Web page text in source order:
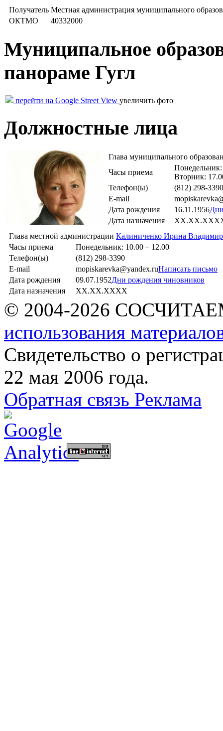
Получатель Местная администрация муниципального
ОКТМО
40332000
Муниципальное
панораме Гугл
перейти на Google Street View увеличить фото
Должностные лица
Глава муниципального
Часы приема
Вторник:
Телефон(ы)
(812) 298-3390
E-mail
Дата рождения
16.11.1956
Дата назначения
Глава местной администрации Калиниченко Ирина
Часы приема
Понедельник: 10.00 – 12.00
Телефон(ы)
(812) 298-3390
E-mail
mopiskarevka@yandex.ruНаписать письмо
Дата рождения
09.07.1952Дни рождения чиновников
Дата назначения
XX.XX.XXXX
© 2004-2026
использования
Свидетельство о
22 мая 2006 года.
Обратная связь Реклама